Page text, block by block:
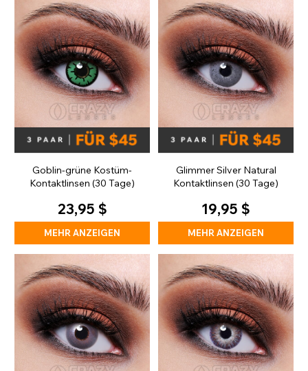
Goblin-grüne Kostüm-
Kontaktlinsen (30 Tage)
23,95 $
MEHR ANZEIGEN
Glimmer Silver Natural
Kontaktlinsen (30 Tage)
19,95 $
MEHR ANZEIGEN